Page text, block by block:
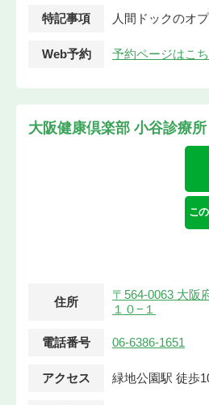
特記事項 人間ドックのオ
Web予約 予約ページはこ
大阪健康倶楽部 小谷診療所
こ
住所
〒564-0063 大阪
１０−１
電話番号 06-6386-1651
アクセス 緑地公園駅 徒歩